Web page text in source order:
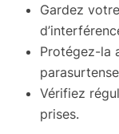
Gardez
Protégez-la
Vérifiez
prises.